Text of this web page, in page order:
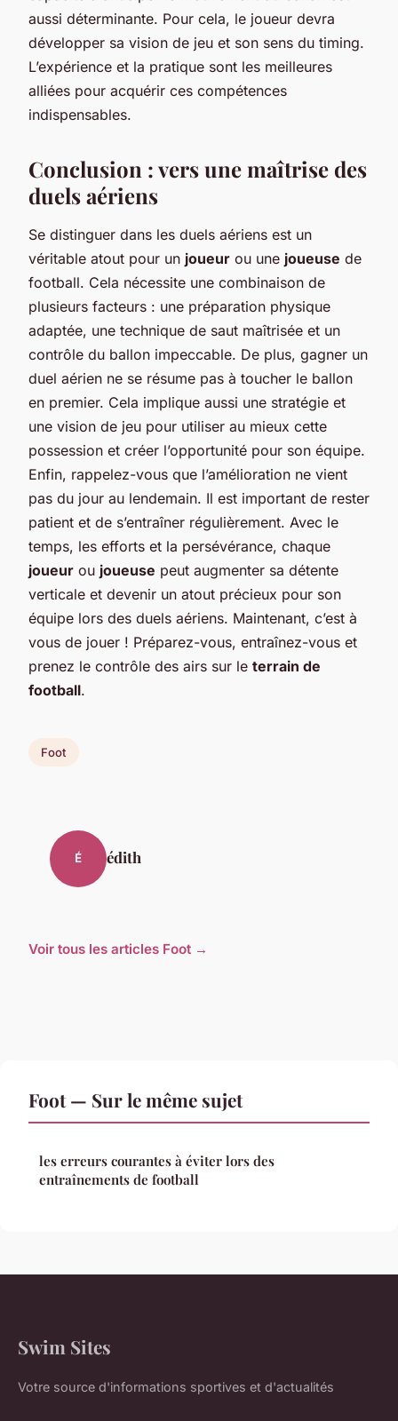
aussi déterminante. Pour cela, le joueur devra
développer sa vision de jeu et son sens du timing.
L’expérience et la pratique sont les meilleures
alliées pour acquérir ces compétences
indispensables.
Conclusion : vers une maîtrise des
duels aériens
Se distinguer dans les duels aériens est un
véritable atout pour un joueur ou une joueuse de
football. Cela nécessite une combinaison de
plusieurs facteurs : une préparation physique
adaptée, une technique de saut maîtrisée et un
contrôle du ballon impeccable. De plus, gagner un
duel aérien ne se résume pas à toucher le ballon
en premier. Cela implique aussi une stratégie et
une vision de jeu pour utiliser au mieux cette
possession et créer l’opportunité pour son équipe.
Enfin, rappelez-vous que l’amélioration ne vient
pas du jour au lendemain. Il est important de rester
patient et de s’entraîner régulièrement. Avec le
temps, les efforts et la persévérance, chaque
joueur ou joueuse peut augmenter sa détente
verticale et devenir un atout précieux pour son
équipe lors des duels aériens. Maintenant, c’est à
vous de jouer ! Préparez-vous, entraînez-vous et
prenez le contrôle des airs sur le terrain de
football.
Foot
É édith
Voir tous les articles Foot →
Foot — Sur le même sujet
les erreurs courantes à éviter lors des
entraînements de football
Swim Sites
Votre source d'informations sportives et d'actualités